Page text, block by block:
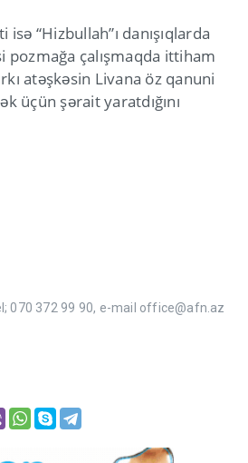
“Hizbullah”ı danışıqlarda
pozmağa çalışmaqda ittiham
atəşkəsin Livana öz qanuni
üçün şərait yaratdığını
070 372 99 90, e-mail office@afn.az